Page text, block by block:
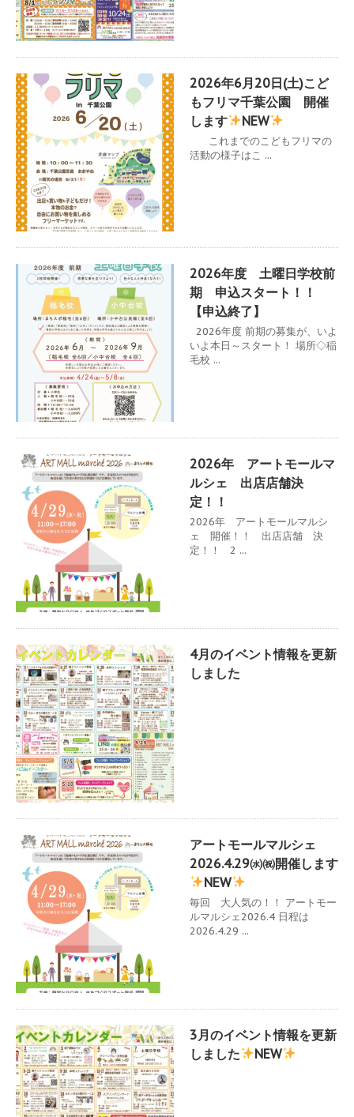
2026年6月20日(土)こど
もフリマ千葉公園 開催
します
NEW
これまでのこどもフリマの
活動の様子はこ ...
2026年度 土曜日学校前
期 申込スタート！！
【申込終了】
2026年度 前期の募集が、いよ
いよ本日～スタート！ 場所◇稲
毛校 ...
2026年 アートモールマ
ルシェ 出店店舗決
定！！
2026年 アートモールマルシ
ェ 開催！！ 出店店舗 決
定！！ 2 ...
4月のイベント情報を更新
しました
アートモールマルシェ
2026.4.29㈬㈷開催します
NEW
毎回 大人気の！！ アートモー
ルマルシェ2026.4 日程は
2026.4.29 ...
3月のイベント情報を更新
しました
NEW